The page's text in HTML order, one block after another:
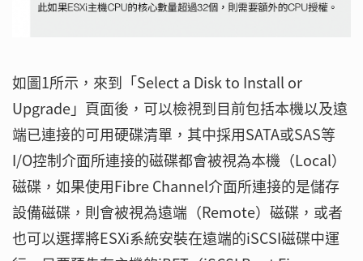
如圖1所示，來到「Select a Disk to Install or
Upgrade」頁面後，可以檢視到目前包括本機以及遠
端已連接的可用硬碟清單，其中採用SATA或SAS等
I/O控制介面所連接的磁碟都會被視為本機（Local）
磁碟，如果使用Fibre Channel介面所連接的是儲存
設備磁碟，則會被視為遠端（Remote）磁碟，或者
也可以選擇將ESXi系統安裝在遠端的iSCSI磁碟中運